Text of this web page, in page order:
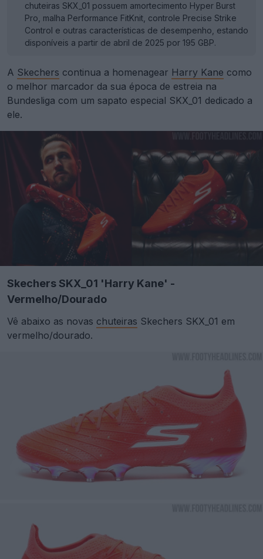
chuteiras SKX_01 possuem amortecimento Hyper Burst
Pro, malha Performance FitKnit, controle Precise Strike
Control e outras características de desempenho, estando
disponíveis a partir de abril de 2025 por 195 GBP.
A Skechers continua a homenagear Harry Kane como
o melhor marcador da sua época de estreia na
Bundesliga com um sapato especial SKX_01 dedicado a
ele.
Skechers SKX_01 'Harry Kane' -
Vermelho/Dourado
Vê abaixo as novas chuteiras Skechers SKX_01 em
vermelho/dourado.